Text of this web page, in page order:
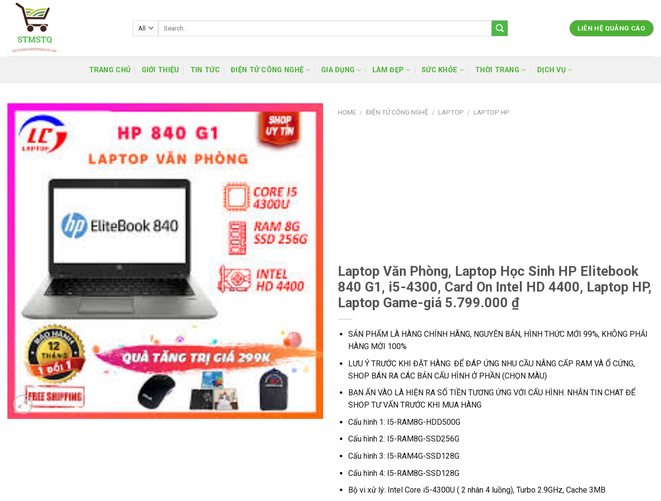
LIÊN HỆ QUẢNG CÁO
TRANG CHỦ GIỚI THIỆU TIN TỨC ĐIỆN TỬ CÔNG NGHỆ GIA DỤNG LÀM ĐẸP SỨC KHỎE THỜI TRANG DỊCH VỤ
HOME / ĐIỆN TỬ CÔNG NGHỆ / LAPTOP / LAPTOP HP
Laptop Văn Phòng, Laptop Học Sinh HP Elitebook
840 G1, i5-4300, Card On Intel HD 4400, Laptop HP,
Laptop Game-giá 5.799.000 ₫
SẢN PHẨM LÀ HÀNG CHÍNH HÃNG, NGUYÊN BẢN, HÌNH THỨC MỚI 99%, KHÔNG PHẢI
HÀNG MỚI 100%
LƯU Ý TRƯỚC KHI ĐẶT HÀNG: ĐỂ ĐÁP ỨNG NHU CẦU NÂNG CẤP RAM VÀ Ổ CỨNG,
SHOP BÁN RA CÁC BẢN CẤU HÌNH Ở PHẦN (CHỌN MÀU)
BẠN ẤN VÀO LÀ HIỆN RA SỐ TIỀN TƯƠNG ỨNG VỚI CẤU HÌNH. NHẮN TIN CHAT ĐỂ
SHOP TƯ VẤN TRƯỚC KHI MUA HÀNG
Cấu hình 1: I5-RAM8G-HDD500G
Cấu hình 2: I5-RAM8G-SSD256G
Cấu hình 3: I5-RAM4G-SSD128G
Cấu hình 4: I5-RAM8G-SSD128G
Bộ vi xử lý: Intel Core i5-4300U ( 2 nhân 4 luồng), Turbo 2.9GHz, Cache 3MB